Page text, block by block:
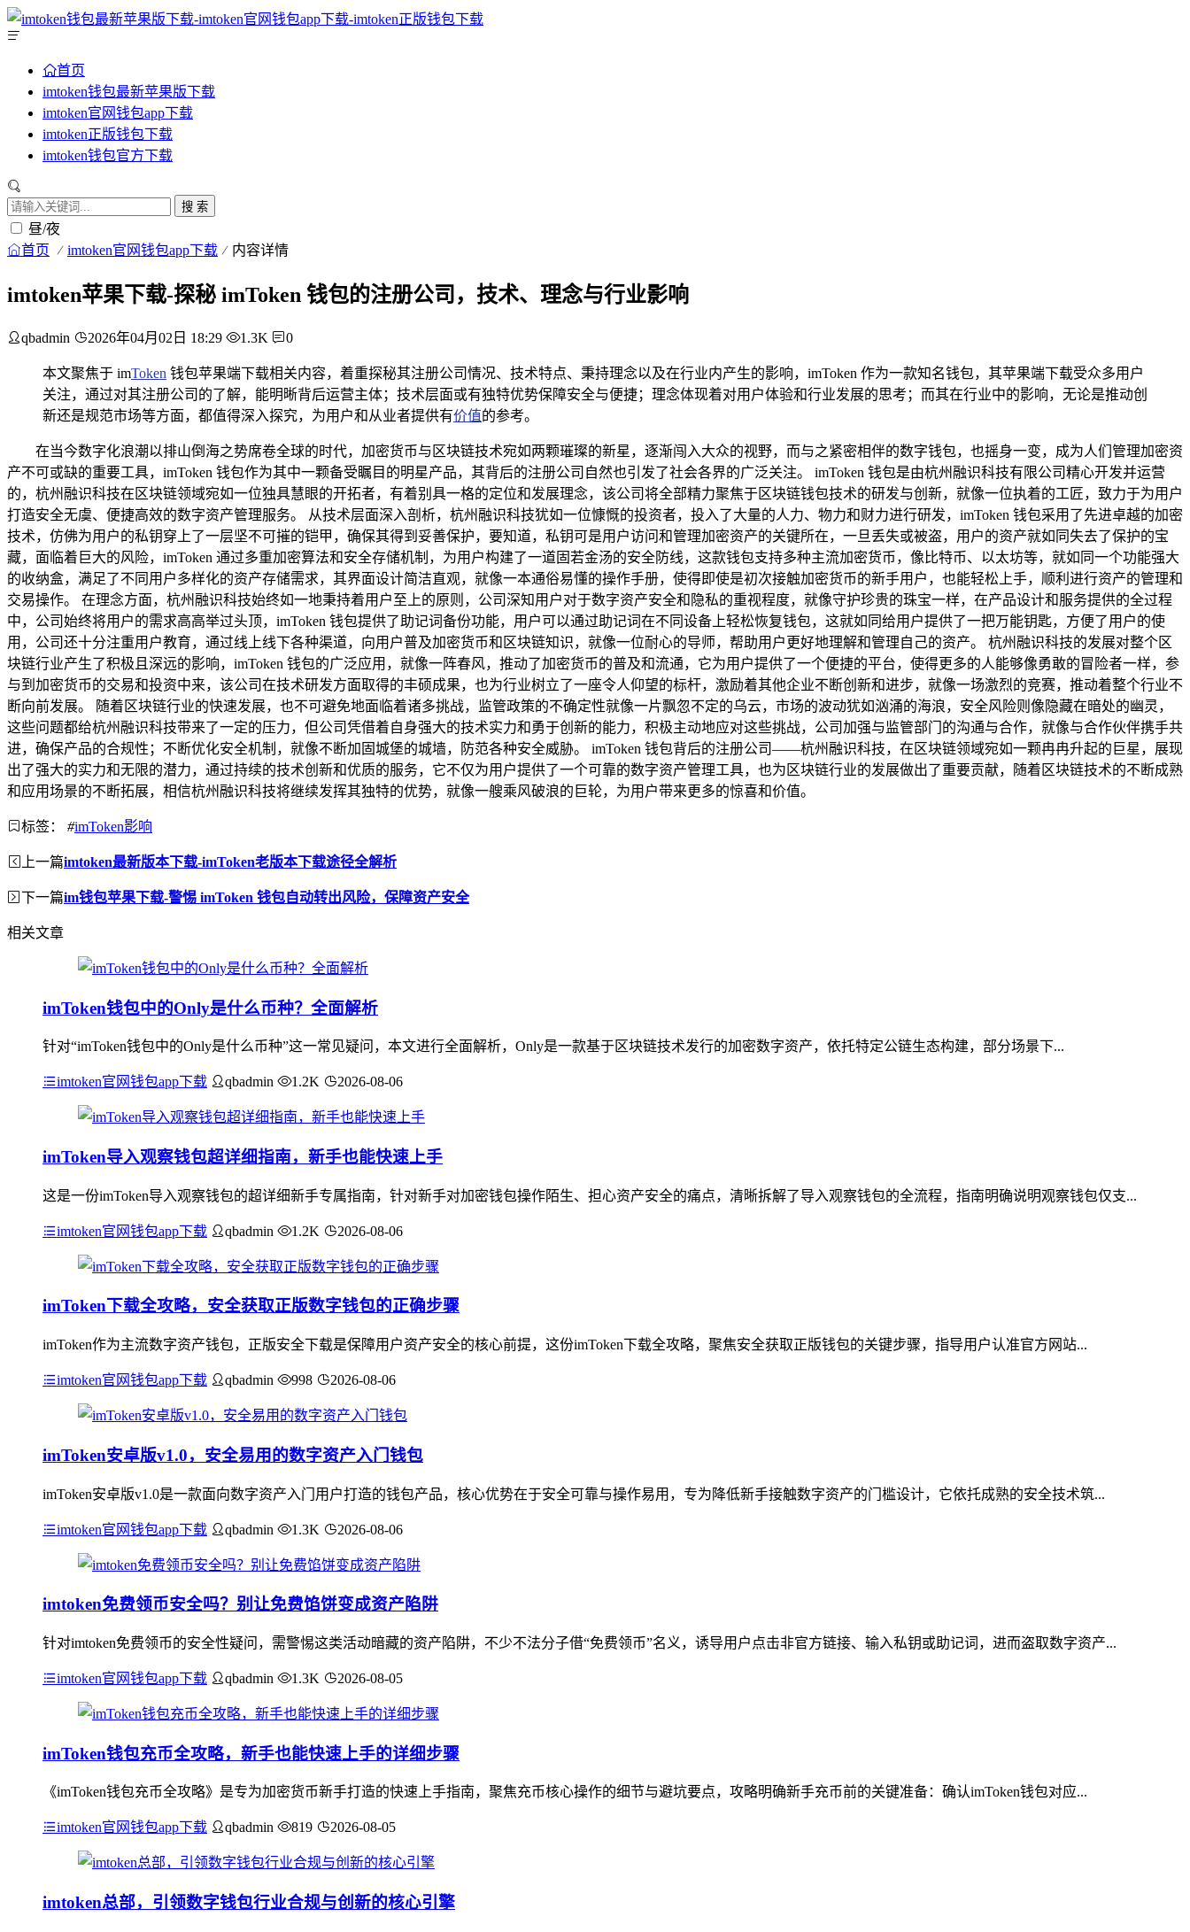
首页
imtoken钱包最新苹果版下载
imtoken官网钱包app下载
imtoken正版钱包下载
imtoken钱包官方下载
搜 索
昼/夜
首页 imtoken官网钱包app下载 内容详情
imtoken苹果下载-探秘 imToken 钱包的注册公司，技术、理念与行业影响
qbadmin 2026年04月02日 18:29 1.3K 0
本文聚焦于 imToken 钱包苹果端下载相关内容，着重探秘其注册公司情况、技术特点、秉持理念以及在行业内产生的影响，imToken 作为一款知名钱包，其苹果端下载受众多用户
关注，通过对其注册公司的了解，能明晰背后运营主体；技术层面或有独特优势保障安全与便捷；理念体现着对用户体验和行业发展的思考；而其在行业中的影响，无论是推动创
新还是规范市场等方面，都值得深入探究，为用户和从业者提供有价值的参考。
在当今数字化浪潮以排山倒海之势席卷全球的时代，加密货币与区块链技术宛如两颗璀璨的新星，逐渐闯入大众的视野，而与之紧密相伴的数字钱包，也摇身一变，成为人们管理加密资
产不可或缺的重要工具，imToken 钱包作为其中一颗备受瞩目的明星产品，其背后的注册公司自然也引发了社会各界的广泛关注。 imToken 钱包是由杭州融识科技有限公司精心开发并运营
的，杭州融识科技在区块链领域宛如一位独具慧眼的开拓者，有着别具一格的定位和发展理念，该公司将全部精力聚焦于区块链钱包技术的研发与创新，就像一位执着的工匠，致力于为用户
打造安全无虞、便捷高效的数字资产管理服务。 从技术层面深入剖析，杭州融识科技犹如一位慷慨的投资者，投入了大量的人力、物力和财力进行研发，imToken 钱包采用了先进卓越的加密
技术，仿佛为用户的私钥穿上了一层坚不可摧的铠甲，确保其得到妥善保护，要知道，私钥可是用户访问和管理加密资产的关键所在，一旦丢失或被盗，用户的资产就如同失去了保护的宝
藏，面临着巨大的风险，imToken 通过多重加密算法和安全存储机制，为用户构建了一道固若金汤的安全防线，这款钱包支持多种主流加密货币，像比特币、以太坊等，就如同一个功能强大
的收纳盒，满足了不同用户多样化的资产存储需求，其界面设计简洁直观，就像一本通俗易懂的操作手册，使得即使是初次接触加密货币的新手用户，也能轻松上手，顺利进行资产的管理和
交易操作。 在理念方面，杭州融识科技始终如一地秉持着用户至上的原则，公司深知用户对于数字资产安全和隐私的重视程度，就像守护珍贵的珠宝一样，在产品设计和服务提供的全过程
中，公司始终将用户的需求高高举过头顶，imToken 钱包提供了助记词备份功能，用户可以通过助记词在不同设备上轻松恢复钱包，这就如同给用户提供了一把万能钥匙，方便了用户的使
用，公司还十分注重用户教育，通过线上线下各种渠道，向用户普及加密货币和区块链知识，就像一位耐心的导师，帮助用户更好地理解和管理自己的资产。 杭州融识科技的发展对整个区
块链行业产生了积极且深远的影响，imToken 钱包的广泛应用，就像一阵春风，推动了加密货币的普及和流通，它为用户提供了一个便捷的平台，使得更多的人能够像勇敢的冒险者一样，参
与到加密货币的交易和投资中来，该公司在技术研发方面取得的丰硕成果，也为行业树立了一座令人仰望的标杆，激励着其他企业不断创新和进步，就像一场激烈的竞赛，推动着整个行业不
断向前发展。 随着区块链行业的快速发展，也不可避免地面临着诸多挑战，监管政策的不确定性就像一片飘忽不定的乌云，市场的波动犹如汹涌的海浪，安全风险则像隐藏在暗处的幽灵，
这些问题都给杭州融识科技带来了一定的压力，但公司凭借着自身强大的技术实力和勇于创新的能力，积极主动地应对这些挑战，公司加强与监管部门的沟通与合作，就像与合作伙伴携手共
进，确保产品的合规性；不断优化安全机制，就像不断加固城堡的城墙，防范各种安全威胁。 imToken 钱包背后的注册公司——杭州融识科技，在区块链领域宛如一颗冉冉升起的巨星，展现
出了强大的实力和无限的潜力，通过持续的技术创新和优质的服务，它不仅为用户提供了一个可靠的数字资产管理工具，也为区块链行业的发展做出了重要贡献，随着区块链技术的不断成熟
和应用场景的不断拓展，相信杭州融识科技将继续发挥其独特的优势，就像一艘乘风破浪的巨轮，为用户带来更多的惊喜和价值。
标签： #imToken影响
上一篇imtoken最新版本下载-imToken老版本下载途径全解析
下一篇im钱包苹果下载-警惕 imToken 钱包自动转出风险，保障资产安全
相关文章
imToken钱包中的Only是什么币种？全面解析
针对“imToken钱包中的Only是什么币种”这一常见疑问，本文进行全面解析，Only是一款基于区块链技术发行的加密数字资产，依托特定公链生态构建，部分场景下...
imtoken官网钱包app下载 qbadmin 1.2K 2026-08-06
imToken导入观察钱包超详细指南，新手也能快速上手
这是一份imToken导入观察钱包的超详细新手专属指南，针对新手对加密钱包操作陌生、担心资产安全的痛点，清晰拆解了导入观察钱包的全流程，指南明确说明观察钱包仅支...
imtoken官网钱包app下载 qbadmin 1.2K 2026-08-06
imToken下载全攻略，安全获取正版数字钱包的正确步骤
imToken作为主流数字资产钱包，正版安全下载是保障用户资产安全的核心前提，这份imToken下载全攻略，聚焦安全获取正版钱包的关键步骤，指导用户认准官方网站...
imtoken官网钱包app下载 qbadmin 998 2026-08-06
imToken安卓版v1.0，安全易用的数字资产入门钱包
imToken安卓版v1.0是一款面向数字资产入门用户打造的钱包产品，核心优势在于安全可靠与操作易用，专为降低新手接触数字资产的门槛设计，它依托成熟的安全技术筑...
imtoken官网钱包app下载 qbadmin 1.3K 2026-08-06
imtoken免费领币安全吗？别让免费馅饼变成资产陷阱
针对imtoken免费领币的安全性疑问，需警惕这类活动暗藏的资产陷阱，不少不法分子借“免费领币”名义，诱导用户点击非官方链接、输入私钥或助记词，进而盗取数字资产...
imtoken官网钱包app下载 qbadmin 1.3K 2026-08-05
imToken钱包充币全攻略，新手也能快速上手的详细步骤
《imToken钱包充币全攻略》是专为加密货币新手打造的快速上手指南，聚焦充币核心操作的细节与避坑要点，攻略明确新手充币前的关键准备：确认imToken钱包对应...
imtoken官网钱包app下载 qbadmin 819 2026-08-05
imtoken总部，引领数字钱包行业合规与创新的核心引擎